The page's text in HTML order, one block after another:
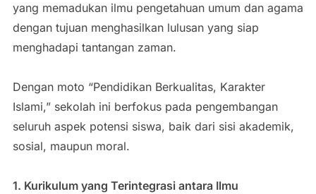
yang memadukan ilmu pengetahuan umum dan agama
dengan tujuan menghasilkan lulusan yang siap
menghadapi tantangan zaman.
Dengan moto “Pendidikan Berkualitas, Karakter
Islami,” sekolah ini berfokus pada pengembangan
seluruh aspek potensi siswa, baik dari sisi akademik,
sosial, maupun moral.
1. Kurikulum yang Terintegrasi antara Ilmu